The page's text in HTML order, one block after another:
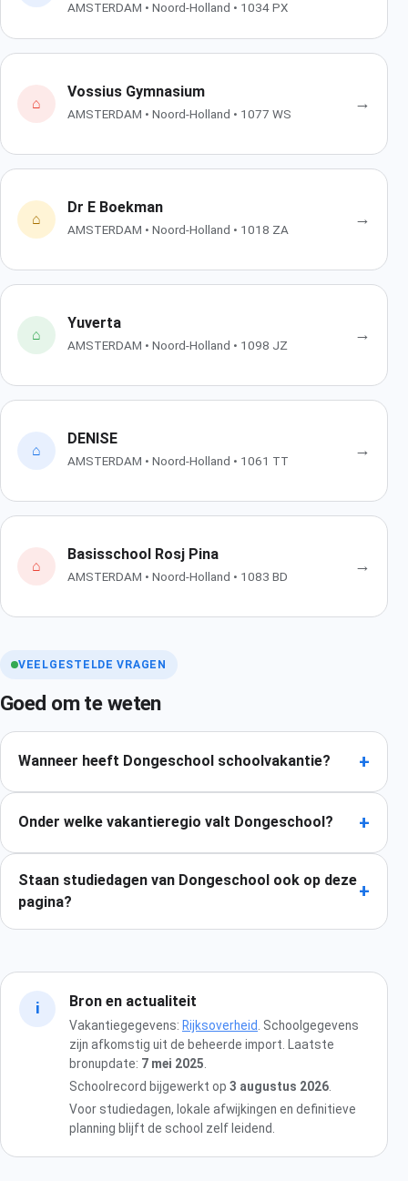
AMSTERDAM • Noord-Holland • 1034 PX
⌂
Vossius Gymnasium
AMSTERDAM • Noord-Holland • 1077 WS
→
⌂
Dr E Boekman
AMSTERDAM • Noord-Holland • 1018 ZA
→
⌂
Yuverta
AMSTERDAM • Noord-Holland • 1098 JZ
→
⌂
DENISE
AMSTERDAM • Noord-Holland • 1061 TT
→
⌂
Basisschool Rosj Pina
AMSTERDAM • Noord-Holland • 1083 BD
→
VEELGESTELDE VRAGEN
Goed om te weten
Wanneer heeft Dongeschool schoolvakantie? +
Onder welke vakantieregio valt Dongeschool? +
Staan studiedagen van Dongeschool ook op deze
pagina?
+
i Bron en actualiteit
Vakantiegegevens: Rijksoverheid . Schoolgegevens
zijn afkomstig uit de beheerde import. Laatste
bronupdate: 7 mei 2025
Schoolrecord bijgewerkt op 3 augustus 2026
Voor studiedagen, lokale afwijkingen en definitieve
planning blijft de school zelf leidend.